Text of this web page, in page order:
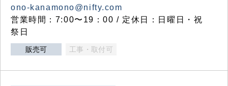
ono-kanamono@nifty.com
営業時間：7:00〜19：00 / 定休日：日曜日・祝
祭日
販売可 工事・取付可